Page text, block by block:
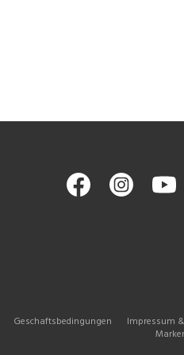
Geschaftsbedingungen
Impressum